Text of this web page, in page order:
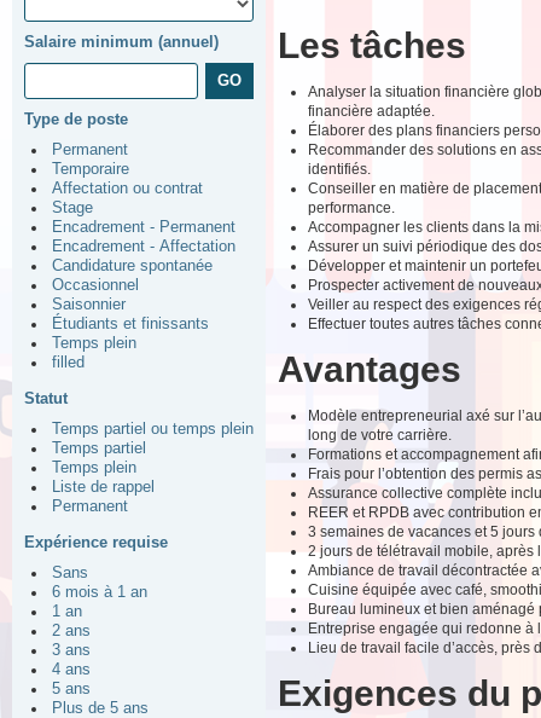
Salaire minimum (annuel)
Type de poste
Permanent
Temporaire
Affectation ou contrat
Stage
Encadrement - Permanent
Encadrement - Affectation
Candidature spontanée
Occasionnel
Saisonnier
Étudiants et finissants
Temps plein
filled
Statut
Temps partiel ou temps plein
Temps partiel
Temps plein
Liste de rappel
Permanent
Expérience requise
Sans
6 mois à 1 an
1 an
2 ans
3 ans
4 ans
5 ans
Plus de 5 ans
Les tâches
Analyser la situation financière
financière adaptée.
Élaborer des plans financiers
Recommander des solutions en
identifiés.
Conseiller en matière de
performance.
Accompagner les clients dans la
Assurer un suivi périodique des
Développer et maintenir un
Prospecter activement de
Veiller au respect des exigences
Effectuer toutes autres tâches
Avantages
Modèle entrepreneurial axé sur
long de votre carrière.
Formations et accompagnement
Frais pour l’obtention des permis
Assurance collective complète
REER et RPDB avec contribution
3 semaines de vacances et 5
2 jours de télétravail mobile, après
Ambiance de travail décontractée
Cuisine équipée avec café,
Bureau lumineux et bien
Entreprise engagée qui redonne à
Lieu de travail facile d’accès, près
Exigences du